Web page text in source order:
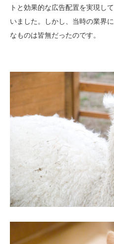
トと効果的な広告配置を実現し
いました。しかし、当時の業界
なものは皆無だったのです。